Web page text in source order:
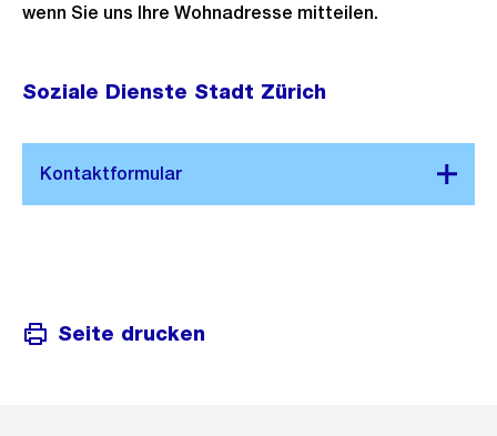
wenn Sie uns Ihre Wohnadresse mitteilen.
Soziale Dienste Stadt Zürich
Seite drucken